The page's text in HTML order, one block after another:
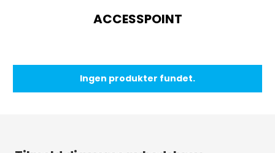
ACCESSPOINT
Ingen produkter fundet.